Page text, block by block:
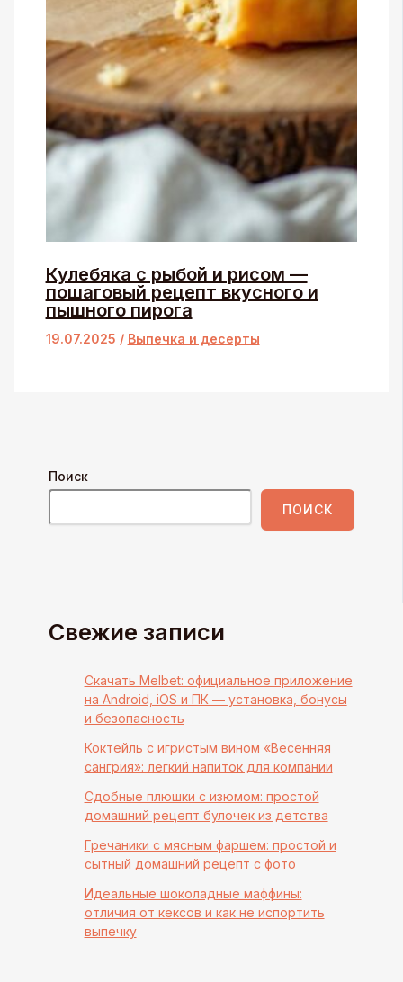
Кулебяка с рыбой и рисом —
пошаговый рецепт вкусного и
пышного пирога
19.07.2025 / Выпечка и десерты
Поиск
ПОИСК
Свежие записи
Скачать Melbet: официальное приложение
на Android, iOS и ПК — установка, бонусы
и безопасность
Коктейль с игристым вином «Весенняя
сангрия»: легкий напиток для компании
Сдобные плюшки с изюмом: простой
домашний рецепт булочек из детства
Гречаники с мясным фаршем: простой и
сытный домашний рецепт с фото
Идеальные шоколадные маффины:
отличия от кексов и как не испортить
выпечку